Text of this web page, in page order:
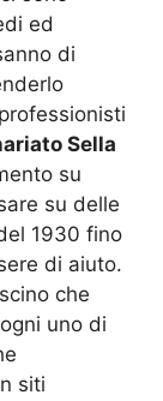
ed
di
Sella
su
su delle
1930 fino
di aiuto.
che
uno di
siti